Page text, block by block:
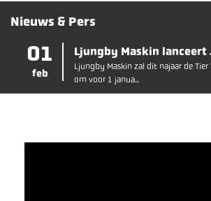
Nieuws & Pers
01
feb
Ljungby Maskin lanceert
Ljungby Maskin zal dit najaar de
om voor 1 janua...